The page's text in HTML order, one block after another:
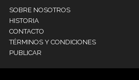
SOBRE NOSOTROS
HISTORIA
CONTACTO
TÉRMINOS Y CONDICIONES
PUBLICAR